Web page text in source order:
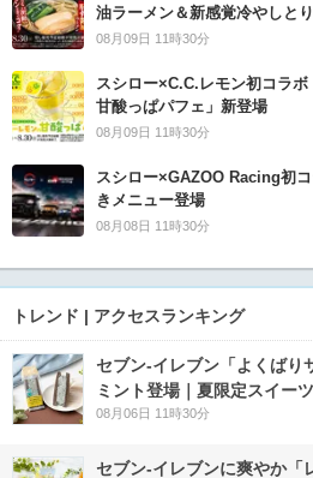
油ラーメン＆新感覚冷やしと
08月09日 11時30分
スシロー×C.C.レモン初コラ
甘酸っぱパフェ」新登場
08月09日 11時30分
スシロー×GAZOO Racing初
きメニュー登場
08月08日 11時30分
トレンド | アクセスランキング
セブン‐イレブン「よくばり
ミント登場｜夏限定スイー
08月06日 11時30分
セブン‐イレブンに爽やか